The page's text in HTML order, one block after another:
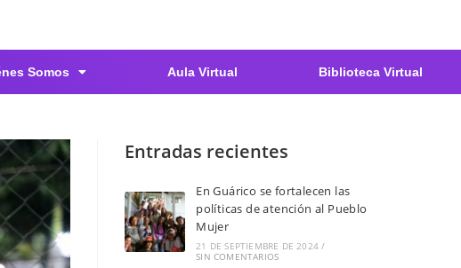
Somos Aula Virtual Biblioteca Virtual
Entradas recientes
En Guárico se fortalecen las
políticas de atención al Pueblo
Mujer
21 DE SEPTIEMBRE DE 2024 /
SIN COMENTARIOS